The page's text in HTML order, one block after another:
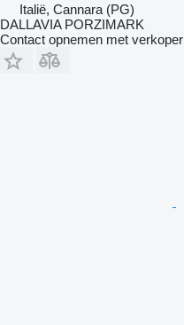
Italië, Cannara (PG)
DALLAVIA PORZIMARK
Contact opnemen met verkoper